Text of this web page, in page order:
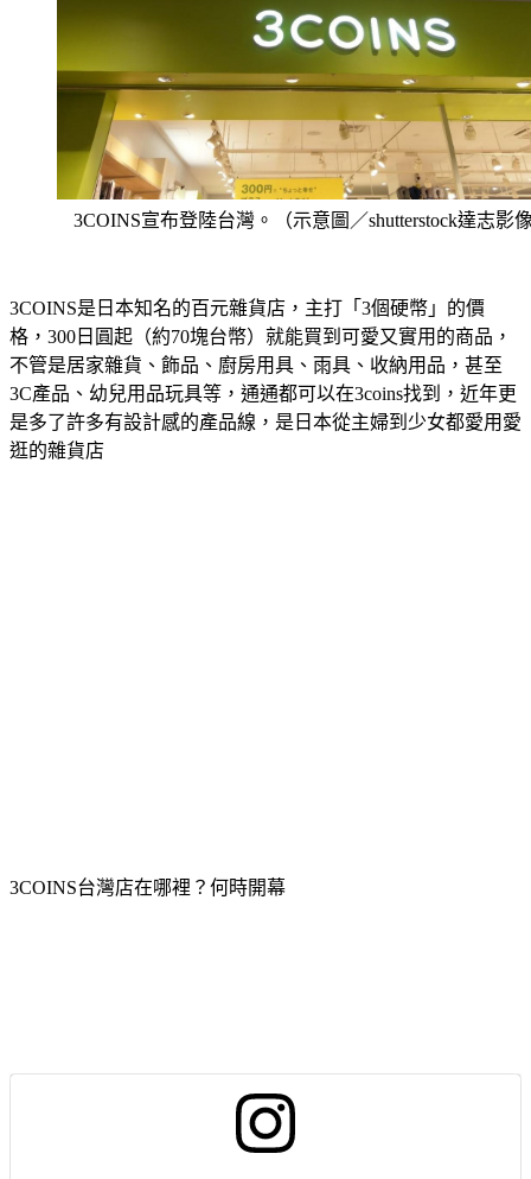
3COINS是日本知名的百元雜貨店，主打「3個硬幣」的價
格，300日圓起（約70塊台幣）就能買到可愛又實用的商品，
不管是居家雜貨、飾品、廚房用具、雨具、收納用品，甚至
3C產品、幼兒用品玩具等，通通都可以在3coins找到，近年更
是多了許多有設計感的產品線，是日本從主婦到少女都愛用愛